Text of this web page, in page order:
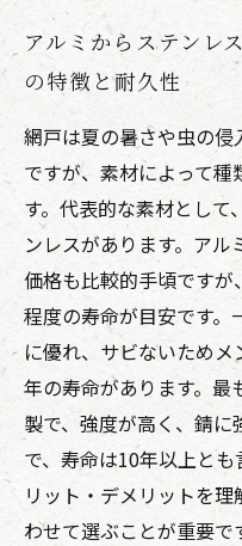
アルミからステンレ
の特徴と耐久性
網戸は夏の暑さや虫の
ですが、素材によって
す。代表的な素材として
ンレスがあります。アル
価格も比較的手頃です
程度の寿命が目安です
に優れ、サビないため
年の寿命があります。最
製で、強度が高く、錆
で、寿命は10年以上と
リット・デメリットを
わせて選ぶことが重要